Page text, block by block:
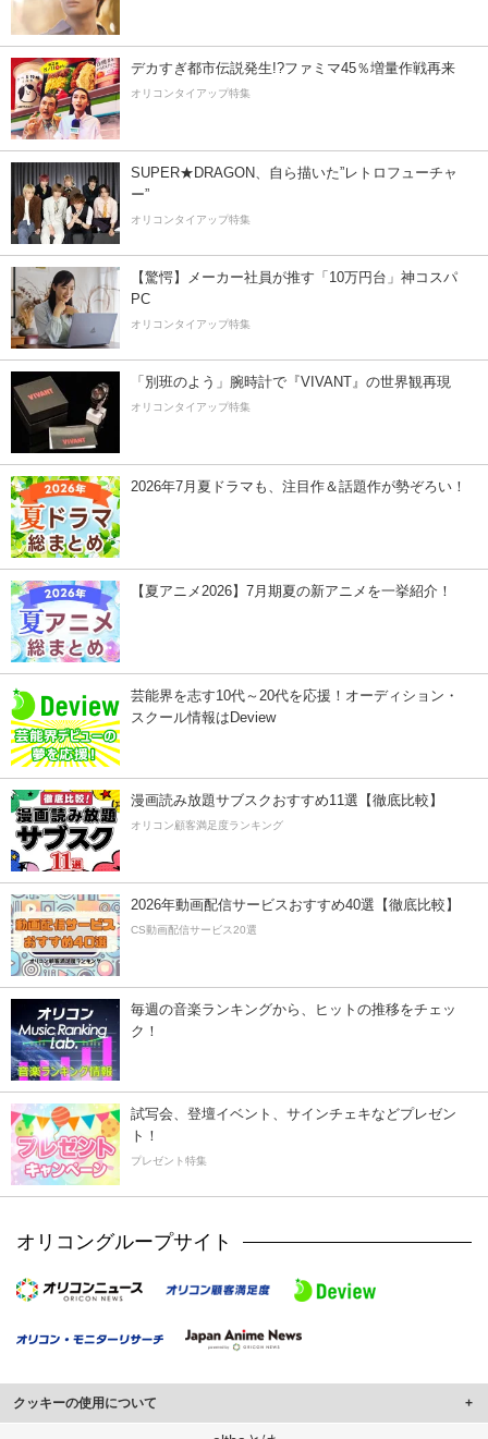
デカすぎ都市伝説発生!?ファミマ45％増量作戦再来
オリコンタイアップ特集
SUPER★DRAGON、自ら描いた”レトロフューチャ
ー”
オリコンタイアップ特集
【驚愕】メーカー社員が推す「10万円台」神コスパ
PC
オリコンタイアップ特集
「別班のよう」腕時計で『VIVANT』の世界観再現
オリコンタイアップ特集
2026年7月夏ドラマも、注目作＆話題作が勢ぞろい！
【夏アニメ2026】7月期夏の新アニメを一挙紹介！
芸能界を志す10代～20代を応援！オーディション・
スクール情報はDeview
漫画読み放題サブスクおすすめ11選【徹底比較】
オリコン顧客満足度ランキング
2026年動画配信サービスおすすめ40選【徹底比較】
CS動画配信サービス20選
毎週の音楽ランキングから、ヒットの推移をチェッ
ク！
試写会、登壇イベント、サインチェキなどプレゼン
ト！
プレゼント特集
オリコングループサイト
クッキーの使用について